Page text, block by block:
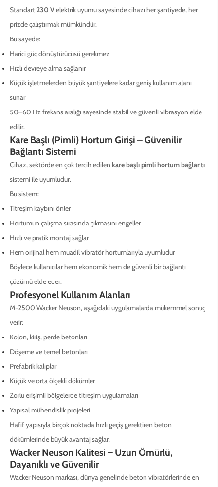
Standart230 Velektrik uyumu sayesinde cihazı her şantiyede, her
prizde çalıştırmak mümkündür.
Bu sayede:
Harici güç dönüştürücüsü gerekmez
Hızlı devreye alma sağlanır
Küçük işletmelerden büyük şantiyelere kadar geniş kullanım alanı
sunar
50–60 Hz frekans aralığı sayesinde stabil ve güvenli vibrasyon elde
edilir.
Kare Başlı (Pimli) Hortum Girişi – Güvenilir
Bağlantı Sistemi
Cihaz, sektörde en çok tercih edilen kare başlı pimli hortum bağlantı
sistemi ile uyumludur.
Bu sistem:
Titreşim kaybını önler
Hortumun çalışma sırasında çıkmasını engeller
Hızlı ve pratik montaj sağlar
Hem orijinal hem muadil vibratör hortumlarıyla uyumludur
Böylece kullanıcılar hem ekonomik hem de güvenli bir bağlantı
çözümü elde eder.
Profesyonel Kullanım Alanları
M-2500 Wacker Neuson, aşağıdaki uygulamalarda mükemmel sonuç
verir:
Kolon, kiriş, perde betonları
Döşeme ve temel betonları
Prefabrik kalıplar
Küçük ve orta ölçekli dökümler
Zorlu erişimli bölgelerde titreşim uygulamaları
Yapısal mühendislik projeleri
Hafif yapısıyla birçok noktada hızlı geçiş gerektiren beton
dökümlerinde büyük avantaj sağlar.
Wacker Neuson Kalitesi – Uzun Ömürlü,
Dayanıklı ve Güvenilir
Wacker Neuson markası, dünya genelinde beton vibratörlerinde en